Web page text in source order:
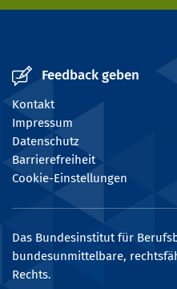
Feedback geben
Kontakt
Impressum
Datenschutz
Barrierefreiheit
Cookie-Einstellungen
Das Bundesinstitut für
bundesunmittelbare,
Rechts.